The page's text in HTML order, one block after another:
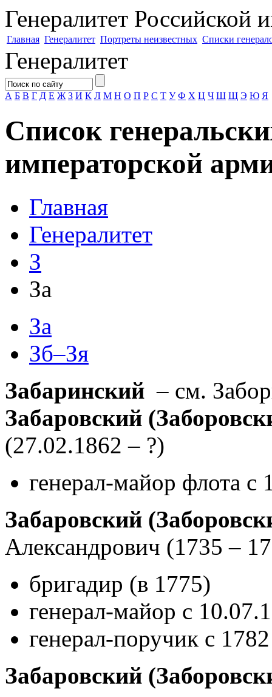
Генералитет Российской
Главная Генералитет Портреты неизвестных Списки
Генералитет
А Б В Г Д Е Ж З И К Л М Н О П Р С Т У Ф Х Ц Ч Ш Щ Э Ю Я
Список
императорской
Главная
Генералитет
З
За
За
Зб–Зя
Забаринский – см.
Забаровский
(27.02.1862 – ?)
генерал-майор флота с
Забаровский
Александрович (1735 –
бригадир (в 1775)
генерал-майор с
генерал-поручик с
Забаровский